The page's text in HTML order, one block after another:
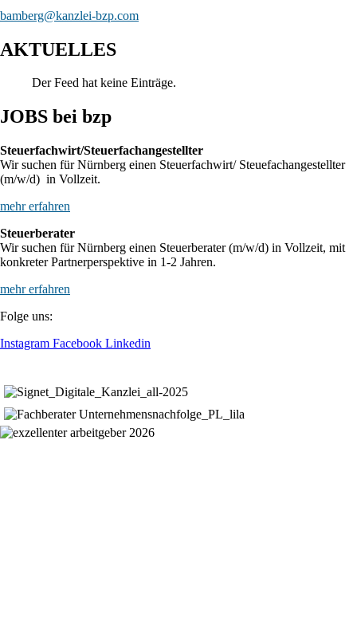
bamberg@kanzlei-bzp.com
AKTUELLES
Der Feed hat keine Einträge.
JOBS bei bzp
Steuerfachwirt/Steuerfachangestellter
Wir suchen für Nürnberg einen Steuerfachwirt/ Steuefachangestellter
(m/w/d) in Vollzeit.
mehr erfahren
Steuerberater
Wir suchen für Nürnberg einen Steuerberater (m/w/d) in Vollzeit, mit
konkreter Partnerperspektive in 1-2 Jahren.
mehr erfahren
Folge uns:
Instagram Facebook Linkedin